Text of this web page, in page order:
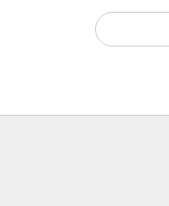
19:47